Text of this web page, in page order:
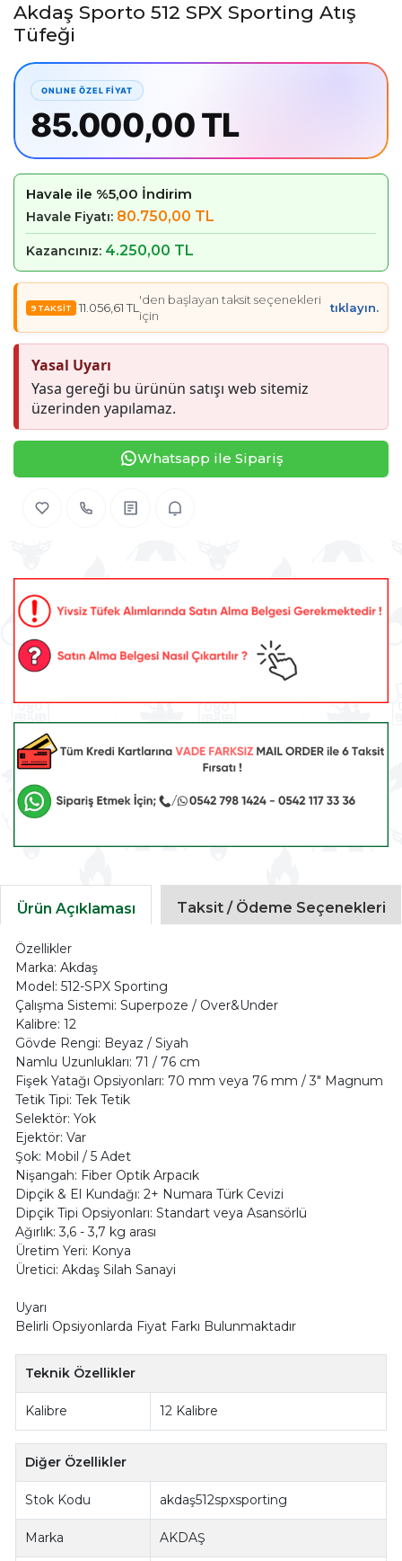
Akdaş Sporto 512 SPX Sporting Atış
Tüfeği
85.000,00 TL
Havale ile %5,00 İndirim
Havale Fiyatı: 80.750,00 TL
Kazancınız: 4.250,00 TL
11.056,61 TL
'den başlayan taksit seçenekleri
için
tıklayın.
Yasal Uyarı
Yasa gereği bu ürünün satışı web sitemiz
üzerinden yapılamaz.
Whatsapp ile Sipariş
Ürün Açıklaması Taksit / Ödeme Seçenekleri
Özellikler
Marka: Akdaş
Model: 512-SPX Sporting
Çalışma Sistemi: Superpoze / Over&Under
Kalibre: 12
Gövde Rengi: Beyaz / Siyah
Namlu Uzunlukları: 71 / 76 cm
Fişek Yatağı Opsiyonları: 70 mm veya 76 mm / 3" Magnum
Tetik Tipi: Tek Tetik
Selektör: Yok
Ejektör: Var
Şok: Mobil / 5 Adet
Nişangah: Fiber Optik Arpacık
Dipçik & El Kundağı: 2+ Numara Türk Cevizi
Dipçik Tipi Opsiyonları: Standart veya Asansörlü
Ağırlık: 3,6 - 3,7 kg arası
Üretim Yeri: Konya
Üretici: Akdaş Silah Sanayi
Uyarı
Belirli Opsiyonlarda Fiyat Farkı Bulunmaktadır
Teknik Özellikler
Kalibre 12 Kalibre
Diğer Özellikler
Stok Kodu akdaş512spxsporting
Marka AKDAŞ